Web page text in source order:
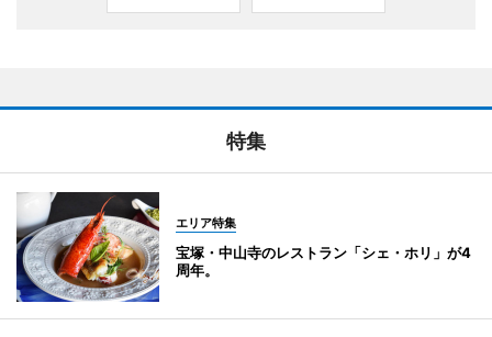
特集
エリア特集
宝塚・中山寺のレストラン「シェ・ホリ」が4
周年。